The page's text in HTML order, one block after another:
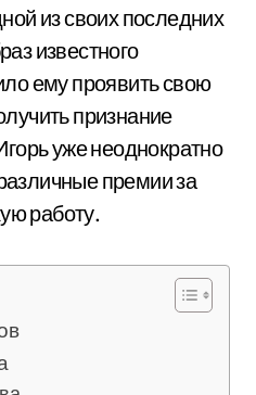
из своих последних
известного
ему проявить свою
признание
уже неоднократно
премии за
работу.